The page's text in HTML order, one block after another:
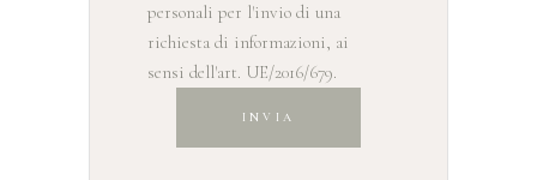
personali per l'invio di una
richiesta di informazioni, ai
sensi dell'art. UE/2016/679.
INVIA